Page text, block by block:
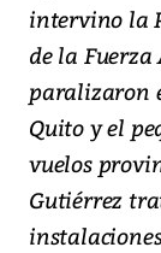
intervino la
de la
paralizaron
Quito y el
vuelos
Gutiérrez